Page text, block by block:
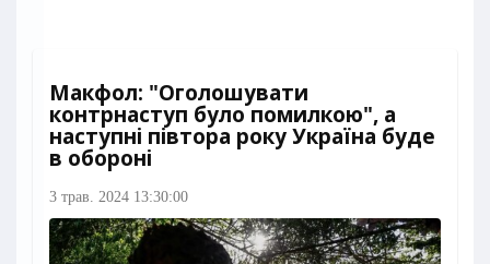
Макфол: "Оголошувати
контрнаступ було помилкою", а
наступні півтора року Україна буде
в обороні
3 трав. 2024 13:30:00